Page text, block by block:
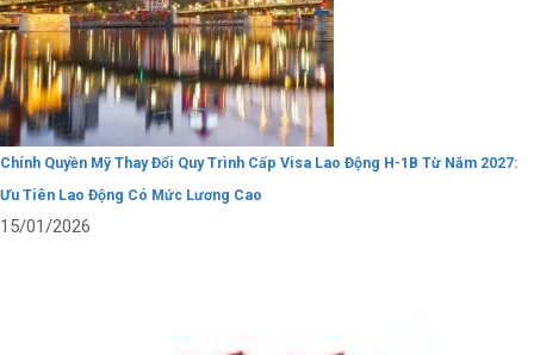
Chính Quyền Mỹ Thay Đổi Quy Trình Cấp Visa Lao Động H-1B Từ Năm 2027:
Ưu Tiên Lao Động Có Mức Lương Cao
15/01/2026